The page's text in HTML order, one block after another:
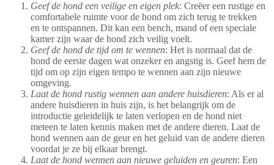
Geef de hond een veilige en eigen plek: Creëer een rustige en
comfortabele ruimte voor de hond om zich terug te trekken
en te ontspannen. Dit kan een bench, mand of een speciale
kamer zijn waar de hond zich veilig voelt.
Geef de hond de tijd om te wennen: Het is normaal dat de
hond de eerste dagen wat onzeker en angstig is. Geef hem de
tijd om op zijn eigen tempo te wennen aan zijn nieuwe
omgeving.
Laat de hond rustig wennen aan andere huisdieren: Als er al
andere huisdieren in huis zijn, is het belangrijk om de
introductie geleidelijk te laten verlopen en de hond niet
meteen te laten kennis maken met de andere dieren. Laat de
hond wennen aan de geur en het geluid van de andere dieren
voordat je ze bij elkaar brengt.
Laat de hond wennen aan nieuwe geluiden en geuren: Een